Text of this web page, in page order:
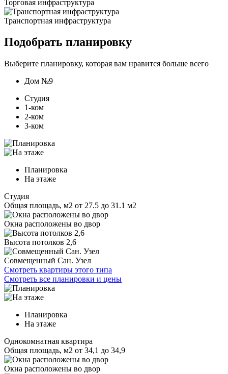
Торговая инфраструктура
Транспортная инфраструктура
Подобрать планировку
Выберите планировку, которая вам нравится больше всего
Дом №9
Студия
1-ком
2-ком
3-ком
Планировка
На этаже
Студия
Общая площадь, м2 от 27.5 до 31.1 м2
Окна расположены во двор
Высота потолков 2,6
Совмещенный Сан. Узел
Смотреть квартиры этого типа
Смотреть все планировки и цены
Планировка
На этаже
Однокомнатная квартира
Общая площадь, м2 от 34,1 до 34,9
Окна расположены во двор